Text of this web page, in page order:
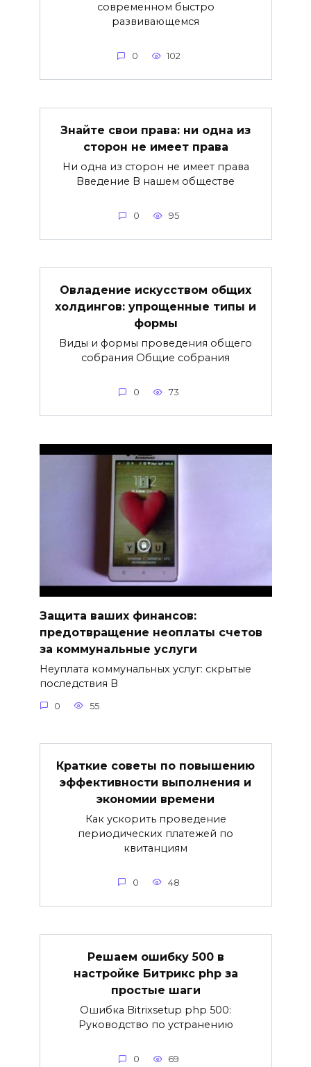
современном быстро
развивающемся
0 102
Знайте свои права: ни одна из
сторон не имеет права
Ни одна из сторон не имеет права
Введение В нашем обществе
0 95
Овладение искусством общих
холдингов: упрощенные типы и
формы
Виды и формы проведения общего
собрания Общие собрания
0 73
Защита ваших финансов:
предотвращение неоплаты счетов
за коммунальные услуги
Неуплата коммунальных услуг: скрытые
последствия В
0 55
Краткие советы по повышению
эффективности выполнения и
экономии времени
Как ускорить проведение
периодических платежей по
квитанциям
0 48
Решаем ошибку 500 в
настройке Битрикс php за
простые шаги
Ошибка Bitrixsetup php 500:
Руководство по устранению
0 69